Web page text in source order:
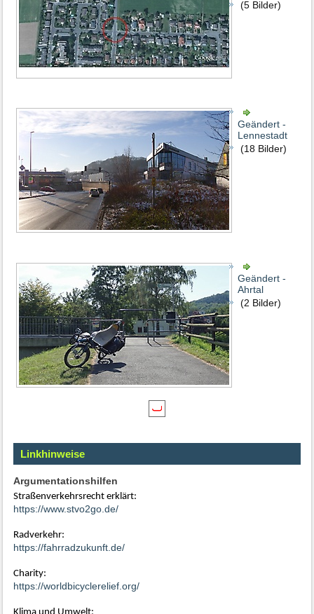
(5 Bilder)
Geändert -
Lennestadt
(18 Bilder)
Geändert -
Ahrtal
(2 Bilder)
Linkhinweise
Argumentationshilfen
Straßenverkehrsrecht erklärt:
https://www.stvo2go.de/
Radverkehr:
https://fahrradzukunft.de/
Charity:
https://worldbicyclerelief.org/